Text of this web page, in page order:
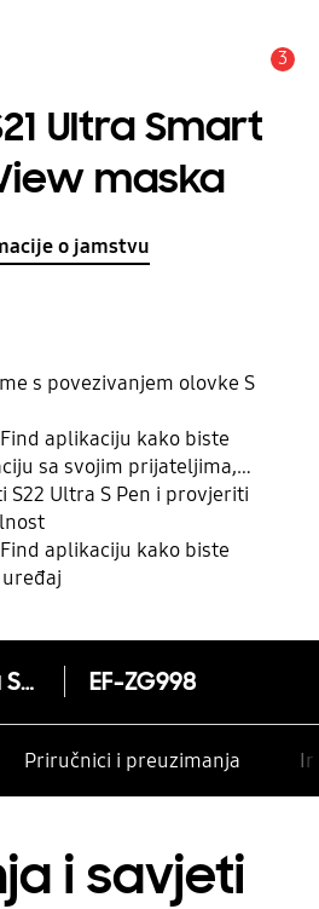
3
Ultra Smart
maska
o jamstvu
s povezivanjem olovke S
aplikaciju kako biste
sa svojim prijateljima,
kontaktima
S22 Ultra S Pen i provjeriti
aplikaciju kako biste
Galaxy S21 Ultra Smart Clear View maska EF-ZG998
Priručnici i preuzimanja
i savjeti